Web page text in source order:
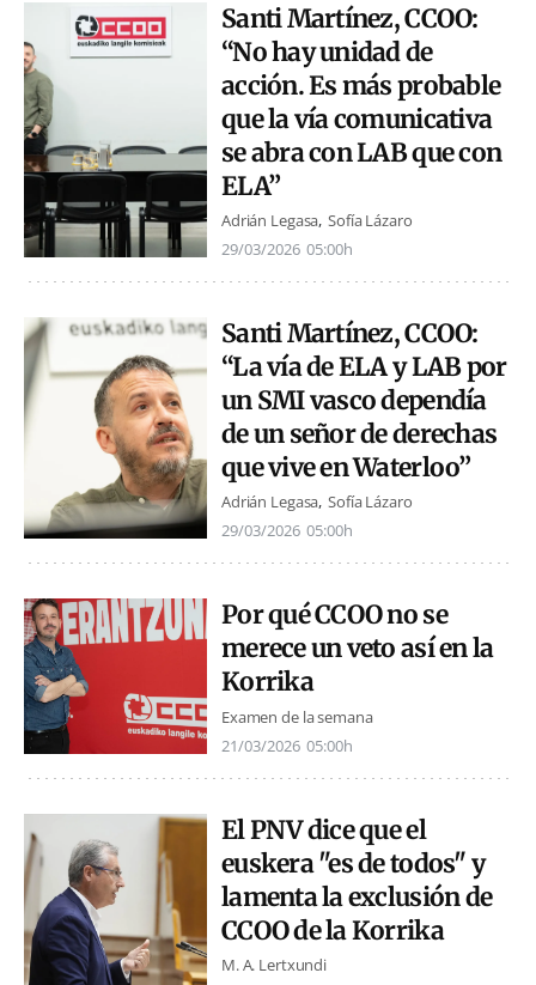
Santi Martínez, CCOO:
“No hay unidad de
acción. Es más probable
que la vía comunicativa
se abra con LAB que con
ELA”
Adrián Legasa Sofía Lázaro
29/03/2026 05:00h
Santi Martínez, CCOO:
“La vía de ELA y LAB por
un SMI vasco dependía
de un señor de derechas
que vive en Waterloo”
Adrián Legasa Sofía Lázaro
29/03/2026 05:00h
Por qué CCOO no se
merece un veto así en la
Korrika
Examen de la semana
21/03/2026 05:00h
El PNV dice que el
euskera "es de todos" y
lamenta la exclusión de
CCOO de la Korrika
M. A. Lertxundi